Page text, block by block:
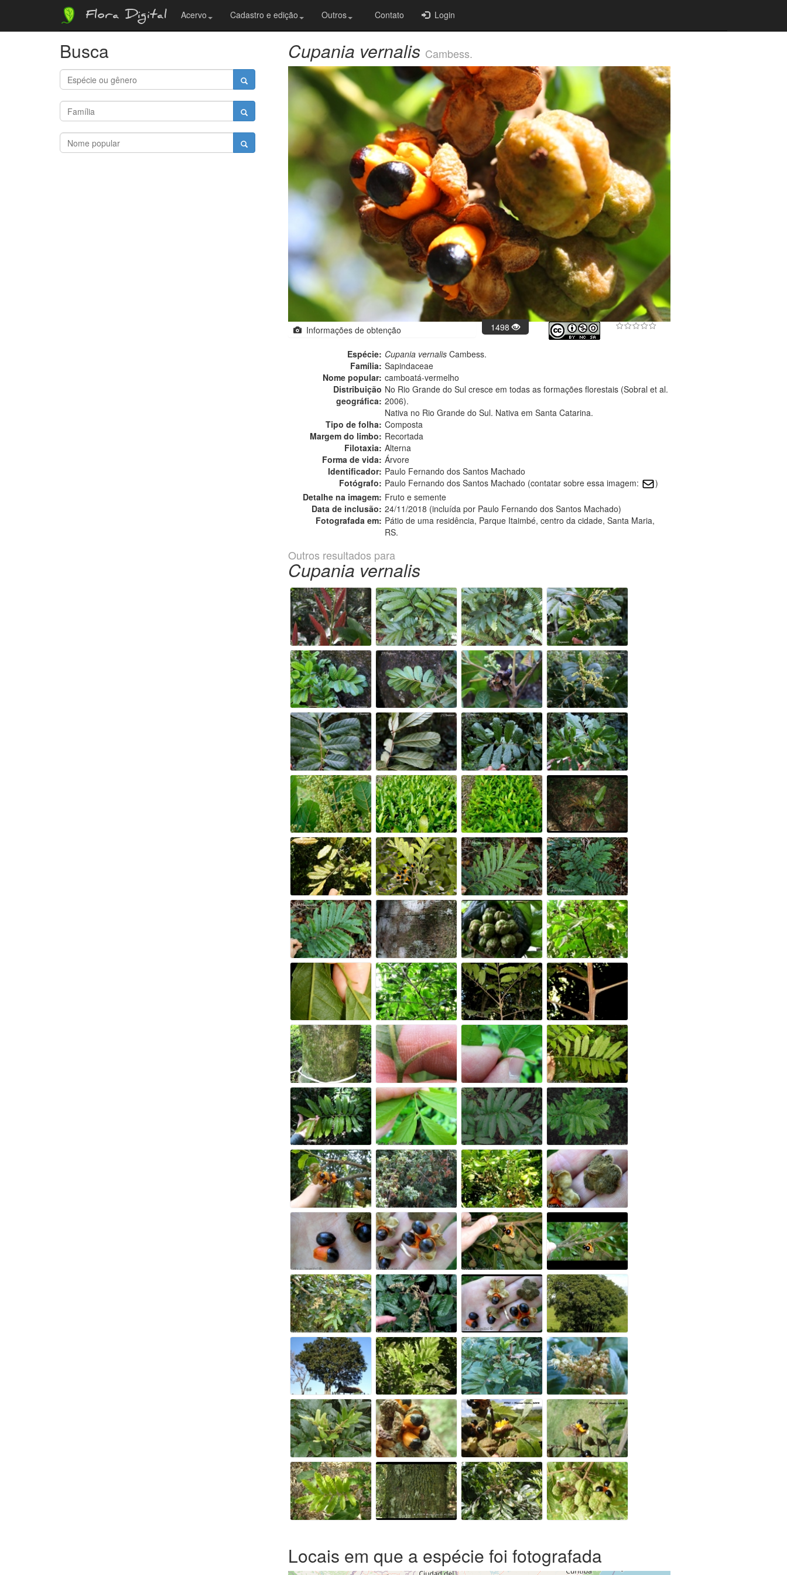
Flora Digital Acervo Cadastro e edição Outros Contato Login
Busca Cupania vernalis Cambess.
Informações de obtenção 1498
Espécie: Cupania vernalis Cambess.
Família: Sapindaceae
Nome popular: camboatá-vermelho
Distribuição
geográfica:
No Rio Grande do Sul cresce em todas as formações florestais (Sobral et al.
2006).
Nativa no Rio Grande do Sul. Nativa em Santa Catarina.
Tipo de folha: Composta
Margem do limbo: Recortada
Filotaxia: Alterna
Forma de vida: Árvore
Identificador: Paulo Fernando dos Santos Machado
Fotógrafo: Paulo Fernando dos Santos Machado (contatar sobre essa imagem:
)
Detalhe na imagem: Fruto e semente
Data de inclusão: 24/11/2018 (incluída por Paulo Fernando dos Santos Machado)
Fotografada em: Pátio de uma residência, Parque Itaimbé, centro da cidade, Santa Maria,
RS.
Outros resultados para
Cupania vernalis
Locais em que a espécie foi fotografada